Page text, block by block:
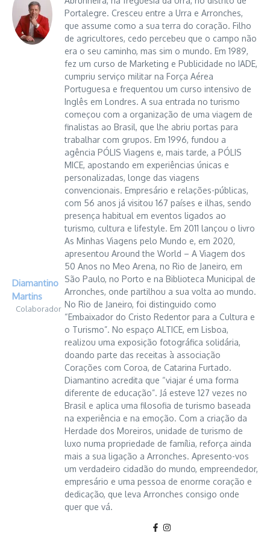
Diamantino
Martins
Colaborador
Portalegre. Cresceu entre a Urra e Arronches,
que assume como a sua terra do coração. Filho
de agricultores, cedo percebeu que o campo não
era o seu caminho, mas sim o mundo. Em 1989,
fez um curso de Marketing e Publicidade no IADE,
cumpriu serviço militar na Força Aérea
Portuguesa e frequentou um curso intensivo de
Inglês em Londres. A sua entrada no turismo
começou com a organização de uma viagem de
finalistas ao Brasil, que lhe abriu portas para
trabalhar com grupos. Em 1996, fundou a
agência PÓLIS Viagens e, mais tarde, a PÓLIS
MICE, apostando em experiências únicas e
personalizadas, longe das viagens
convencionais. Empresário e relações-públicas,
com 56 anos já visitou 167 países e ilhas, sendo
presença habitual em eventos ligados ao
turismo, cultura e lifestyle. Em 2011 lançou o livro
As Minhas Viagens pelo Mundo e, em 2020,
apresentou Around the World – A Viagem dos
50 Anos no Meo Arena, no Rio de Janeiro, em
São Paulo, no Porto e na Biblioteca Municipal de
Arronches, onde partilhou a sua volta ao mundo.
No Rio de Janeiro, foi distinguido como
“Embaixador do Cristo Redentor para a Cultura e
o Turismo”. No espaço ALTICE, em Lisboa,
realizou uma exposição fotográfica solidária,
doando parte das receitas à associação
Corações com Coroa, de Catarina Furtado.
Diamantino acredita que “viajar é uma forma
diferente de educação”. Já esteve 127 vezes no
Brasil e aplica uma filosofia de turismo baseada
na experiência e na emoção. Com a criação da
Herdade dos Moreiros, unidade de turismo de
luxo numa propriedade de família, reforça ainda
mais a sua ligação a Arronches. Apresento-vos
um verdadeiro cidadão do mundo, empreendedor,
empresário e uma pessoa de enorme coração e
dedicação, que leva Arronches consigo onde
quer que vá.